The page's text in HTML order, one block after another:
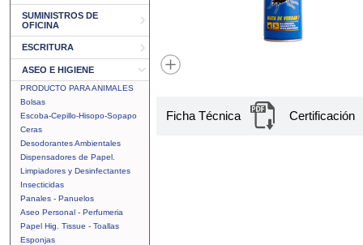
SUMINISTROS DE
OFICINA
ESCRITURA
ASEO E HIGIENE
PRODUCTO PARA ANIMALES
Bolsas
Escoba-Cepillo-Hisopo-Sopapo
Ceras
Desodorantes Ambientales
Dispensadores de Papel.
Limpiadores y Desinfectantes
Insecticidas
Panales - Panuelos
Aseo Personal - Perfumeria
Papel Hig. Tissue - Toallas
Esponjas
Ficha Técnica Certificación